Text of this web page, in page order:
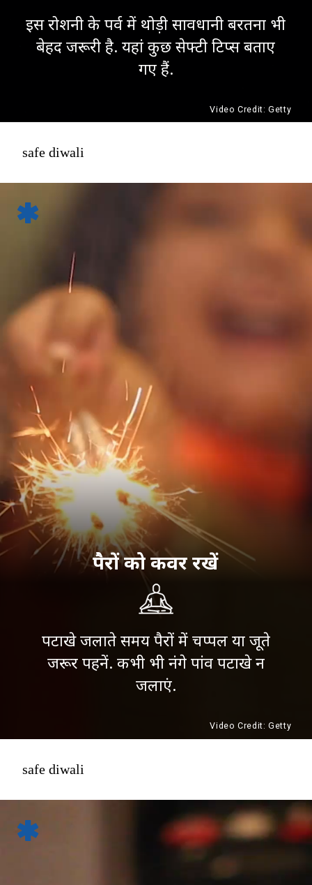
इस रोशनी के पर्व में थोड़ी सावधानी बरतना भी
बेहद जरूरी है. यहां कुछ सेफ्टी टिप्स बताए
गए हैं.
Video Credit: Getty
safe diwali
पैरों को कवर रखें
पटाखे जलाते समय पैरों में चप्पल या जूते
जरूर पहनें. कभी भी नंगे पांव पटाखे न
जलाएं.
Video Credit: Getty
safe diwali